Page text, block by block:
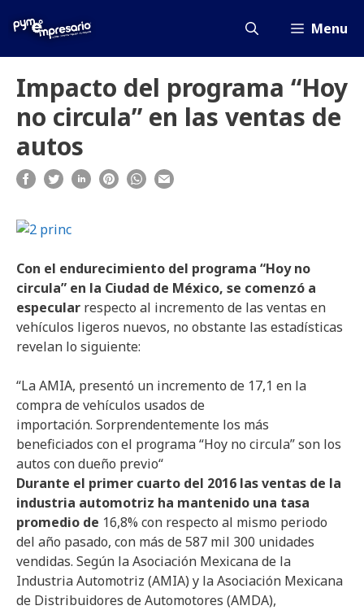
Menu
Impacto del programa “Hoy
no circula” en las ventas de
autos
Con el endurecimiento del programa “Hoy no
circula” en la Ciudad de México, se comenzó a
especular respecto al incremento de las ventas en
vehículos ligeros nuevos, no obstante las estadísticas
revelan lo siguiente:
“La AMIA, presentó un incremento de 17,1 en la
compra de vehículos usados de
importación. Sorprendentemente los más
beneficiados con el programa “Hoy no circula” son los
autos con dueño previo“
Durante el primer cuarto del 2016 las ventas de la
industria automotriz ha mantenido una tasa
promedio de 16,8% con respecto al mismo periodo
del año pasado, con más de 587 mil 300 unidades
vendidas. Según la Asociación Mexicana de la
Industria Automotriz (AMIA) y la Asociación Mexicana
de Distribuidores de Automotores (AMDA),